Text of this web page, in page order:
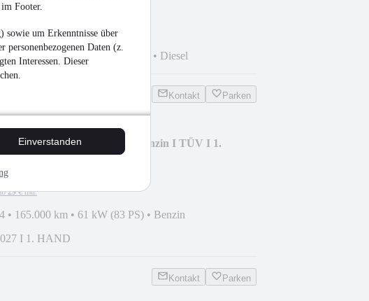
Footer.
sowie um Erkenntnisse über
Daten (z.
Interessen. Dieser
Einverstanden
28 € mtl.
• 140.000 km• 77 kW (105 PS) • Diesel
Kontakt Parken
Dokker Express I Kasten I Benzin I TÜV I 1.
29 € mtl.
• 165.000 km • 61 kW (83 PS) • Benzin
I 1. HAND
Kontakt Parken